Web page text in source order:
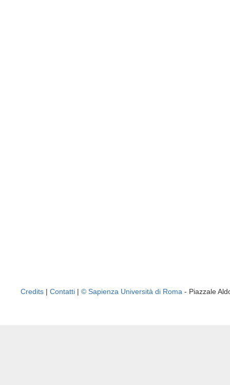
Credits | Contatti | © Sapienza Università di Roma - Piazzale